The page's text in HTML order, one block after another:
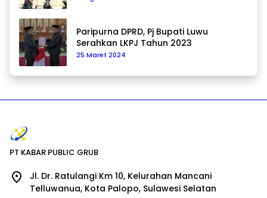
Paripurna DPRD, Pj Bupati Luwu
Serahkan LKPJ Tahun 2023
25 Maret 2024
PT KABAR PUBLIC GRUB
Jl. Dr. Ratulangi Km 10, Kelurahan Mancani
Telluwanua, Kota Palopo, Sulawesi Selatan